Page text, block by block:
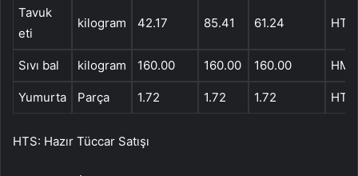
Tavuk
eti
kilogram 42.17 85.41 61.24 HT
Sıvı bal kilogram 160.00 160.00 160.00 HMS
Yumurta Parça 1.72 1.72 1.72 HT
HTS: Hazır Tüccar Satışı